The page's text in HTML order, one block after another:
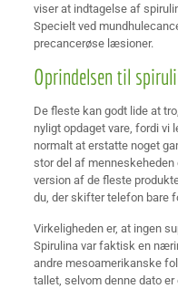
viser at indtagelse af
Specielt ved
precancerøse læsioner.
Oprindelsen til
De fleste kan godt lide at
nyligt opdaget vare, fordi vi
normalt at erstatte noget
stor del af
version af de fleste
du, der skifter telefon bare
Virkeligheden er, at ingen
Spirulina var faktisk en
andre mesoamerikanske
tallet, selvom denne dato